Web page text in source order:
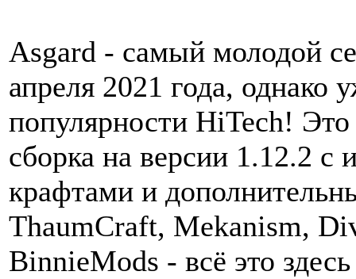
Asgard - самый молодой
апреля 2021 года, однако
популярности HiTech! Это
сборка на версии 1.12.2
крафтами и
ThaumCraft, Mekanism,
BinnieMods - всё это